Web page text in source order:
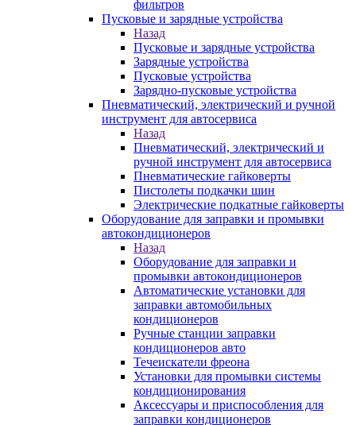
фильтров
Пусковые и зарядные устройства
Назад
Пусковые и зарядные устройства
Зарядные устройства
Пусковые устройства
Зарядно-пусковые устройства
Пневматический, электрический и ручной
инструмент для автосервиса
Назад
Пневматический, электрический и
ручной инструмент для автосервиса
Пневматические гайковерты
Пистолеты подкачки шин
Электрические подкатные гайковерты
Оборудование для заправки и промывки
автокондиционеров
Назад
Оборудование для заправки и
промывки автокондиционеров
Автоматические установки для
заправки автомобильных
кондиционеров
Ручные станции заправки
кондиционеров авто
Течеискатели фреона
Установки для промывки системы
кондиционирования
Аксессуары и приспособления для
заправки кондиционеров